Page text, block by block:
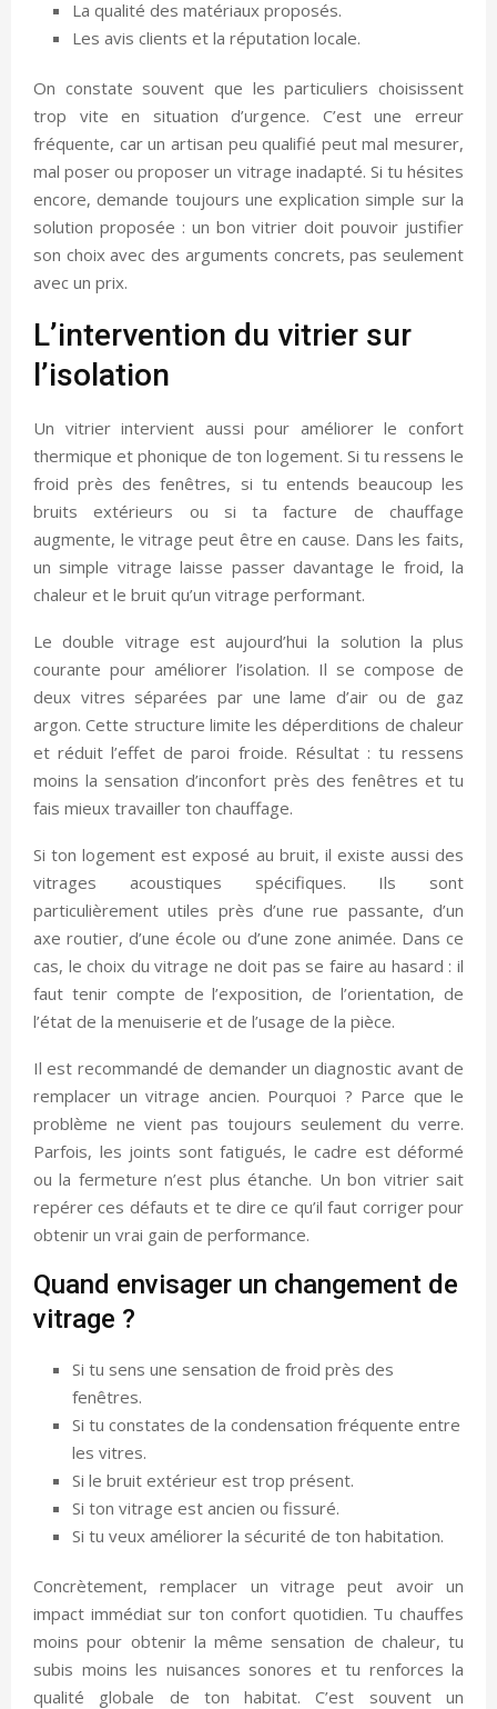
La qualité des matériaux proposés.
Les avis clients et la réputation locale.
On constate souvent que les particuliers choisissent
trop vite en situation d’urgence. C’est une erreur
fréquente, car un artisan peu qualifié peut mal mesurer,
mal poser ou proposer un vitrage inadapté. Si tu hésites
encore, demande toujours une explication simple sur la
solution proposée : un bon vitrier doit pouvoir justifier
son choix avec des arguments concrets, pas seulement
avec un prix.
L’intervention du vitrier sur
l’isolation
Un vitrier intervient aussi pour améliorer le confort
thermique et phonique de ton logement. Si tu ressens le
froid près des fenêtres, si tu entends beaucoup les
bruits extérieurs ou si ta facture de chauffage
augmente, le vitrage peut être en cause. Dans les faits,
un simple vitrage laisse passer davantage le froid, la
chaleur et le bruit qu’un vitrage performant.
Le double vitrage est aujourd’hui la solution la plus
courante pour améliorer l’isolation. Il se compose de
deux vitres séparées par une lame d’air ou de gaz
argon. Cette structure limite les déperditions de chaleur
et réduit l’effet de paroi froide. Résultat : tu ressens
moins la sensation d’inconfort près des fenêtres et tu
fais mieux travailler ton chauffage.
Si ton logement est exposé au bruit, il existe aussi des
vitrages acoustiques spécifiques. Ils sont
particulièrement utiles près d’une rue passante, d’un
axe routier, d’une école ou d’une zone animée. Dans ce
cas, le choix du vitrage ne doit pas se faire au hasard : il
faut tenir compte de l’exposition, de l’orientation, de
l’état de la menuiserie et de l’usage de la pièce.
Il est recommandé de demander un diagnostic avant de
remplacer un vitrage ancien. Pourquoi ? Parce que le
problème ne vient pas toujours seulement du verre.
Parfois, les joints sont fatigués, le cadre est déformé
ou la fermeture n’est plus étanche. Un bon vitrier sait
repérer ces défauts et te dire ce qu’il faut corriger pour
obtenir un vrai gain de performance.
Quand envisager un changement de
vitrage ?
Si tu sens une sensation de froid près des
fenêtres.
Si tu constates de la condensation fréquente entre
les vitres.
Si le bruit extérieur est trop présent.
Si ton vitrage est ancien ou fissuré.
Si tu veux améliorer la sécurité de ton habitation.
Concrètement, remplacer un vitrage peut avoir un
impact immédiat sur ton confort quotidien. Tu chauffes
moins pour obtenir la même sensation de chaleur, tu
subis moins les nuisances sonores et tu renforces la
qualité globale de ton habitat. C’est souvent un